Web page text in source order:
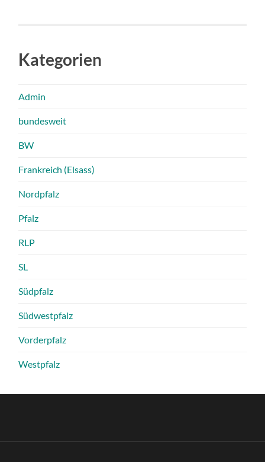
Kategorien
Admin
bundesweit
BW
Frankreich (Elsass)
Nordpfalz
Pfalz
RLP
SL
Südpfalz
Südwestpfalz
Vorderpfalz
Westpfalz